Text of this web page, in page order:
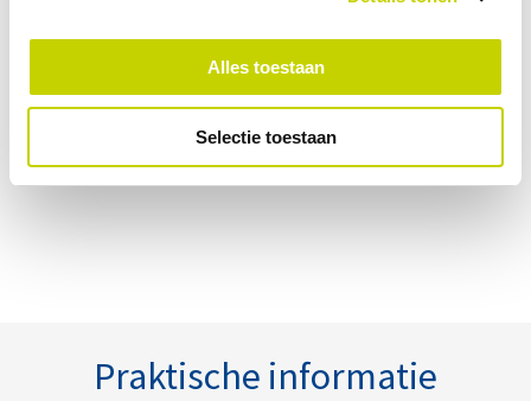
Alles toestaan
Selectie toestaan
Praktische informatie